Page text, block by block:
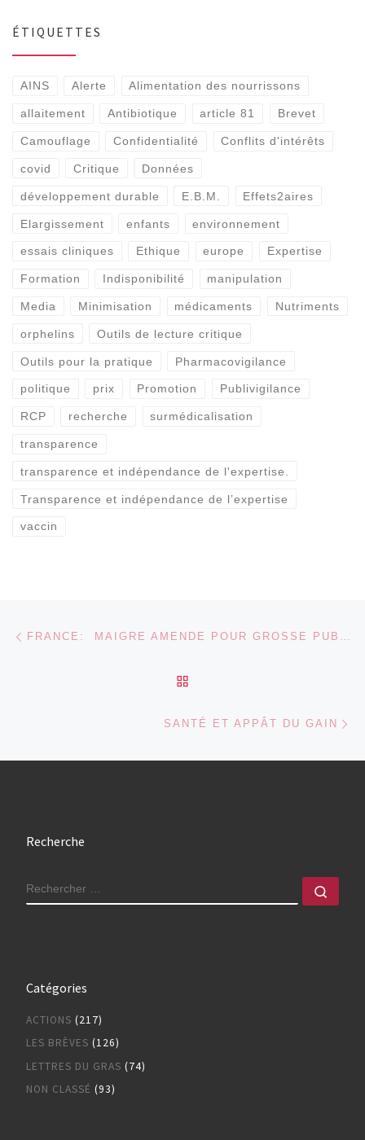
ÉTIQUETTES
AINS Alerte Alimentation des nourrissons
allaitement Antibiotique article 81 Brevet
Camouflage Confidentialité Conflits d'intérêts
covid Critique Données
développement durable E.B.M. Effets2aires
Elargissement enfants environnement
essais cliniques Ethique europe Expertise
Formation Indisponibilité manipulation
Media Minimisation médicaments Nutriments
orphelins Outils de lecture critique
Outils pour la pratique Pharmacovigilance
politique prix Promotion Publivigilance
RCP recherche surmédicalisation
transparence
transparence et indépendance de l'expertise.
Transparence et indépendance de l’expertise
vaccin
Parcourir les articles FRANCE: MAIGRE AMENDE POUR GROSSE PUBLICITÉ DÉGUISÉE DE NOVO:
SANTÉ ET APPÂT DU GAIN
Recherche
RECHERCHER
Catégories
ACTIONS (217)
LES BRÈVES (126)
LETTRES DU GRAS (74)
NON CLASSÉ (93)